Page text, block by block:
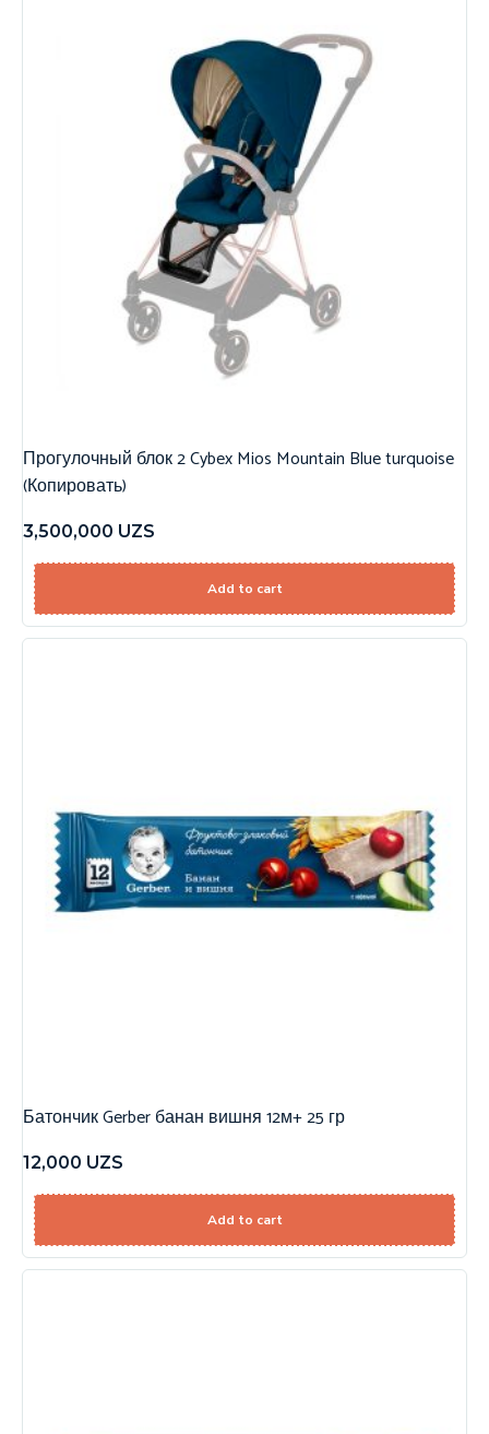
Прогулочный блок 2 Cybex Mios Mountain Blue turquoise
(Копировать)
3,500,000 UZS
Add to cart
Батончик Gerber банан вишня 12м+ 25 гр
12,000 UZS
Add to cart